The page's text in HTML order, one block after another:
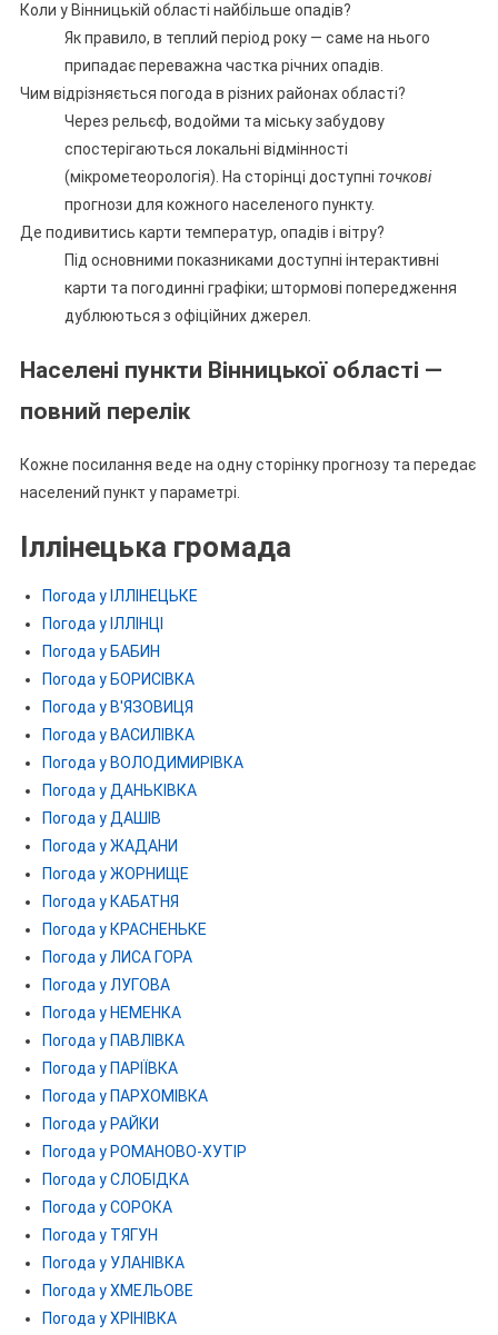
Коли у Вінницькій області найбільше опадів?
Як правило, в теплий період року — саме на нього
припадає переважна частка річних опадів.
Чим відрізняється погода в різних районах області?
Через рельєф, водойми та міську забудову
спостерігаються локальні відмінності
(мікрометеорологія). На сторінці доступні точкові
прогнози для кожного населеного пункту.
Де подивитись карти температур, опадів і вітру?
Під основними показниками доступні інтерактивні
карти та погодинні графіки; штормові попередження
дублюються з офіційних джерел.
Населені пункти Вінницької області —
повний перелік
Кожне посилання веде на одну сторінку прогнозу та передає
населений пункт у параметрі.
Іллінецька громада
Погода у ІЛЛІНЕЦЬКЕ
Погода у ІЛЛІНЦІ
Погода у БАБИН
Погода у БОРИСІВКА
Погода у В'ЯЗОВИЦЯ
Погода у ВАСИЛІВКА
Погода у ВОЛОДИМИРІВКА
Погода у ДАНЬКІВКА
Погода у ДАШІВ
Погода у ЖАДАНИ
Погода у ЖОРНИЩЕ
Погода у КАБАТНЯ
Погода у КРАСНЕНЬКЕ
Погода у ЛИСА ГОРА
Погода у ЛУГОВА
Погода у НЕМЕНКА
Погода у ПАВЛІВКА
Погода у ПАРІЇВКА
Погода у ПАРХОМІВКА
Погода у РАЙКИ
Погода у РОМАНОВО-ХУТІР
Погода у СЛОБІДКА
Погода у СОРОКА
Погода у ТЯГУН
Погода у УЛАНІВКА
Погода у ХМЕЛЬОВЕ
Погода у ХРІНІВКА